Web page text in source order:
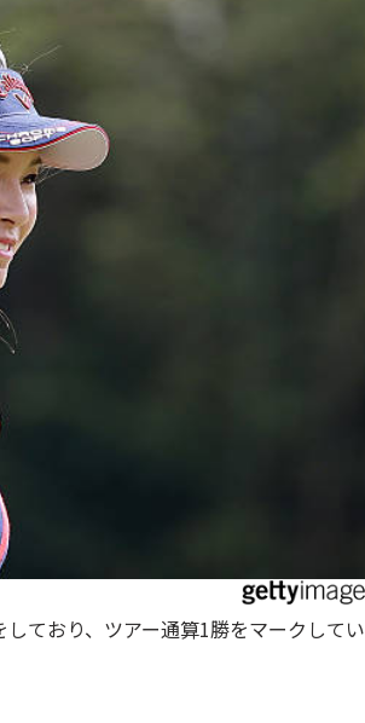
ており、ツアー通算1勝をマークしてい